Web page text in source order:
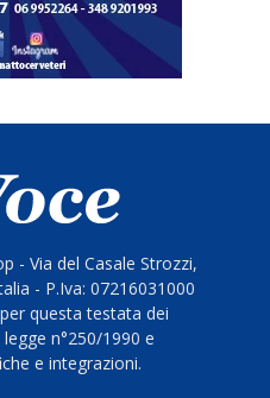
- Via del Casale Strozzi,
- P.Iva: 07216031000
questa testata dei
n°250/1990 e
e integrazioni.